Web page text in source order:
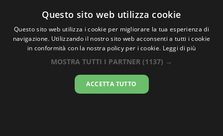
Oraesatta.co
Ora EsattaKyaukse
02:52:58
Questo sito web utilizza cookie
Questo sito web utilizza i cookie per migliorare la tua esperienza di
navigazione. Utilizzando il nostro sito web acconsenti a tutti i cookie
in conformità con la nostra policy per i cookie. Leggi di più
MOSTRA TUTTI I PARTNER (1137) →
ACCETTA TUTTO